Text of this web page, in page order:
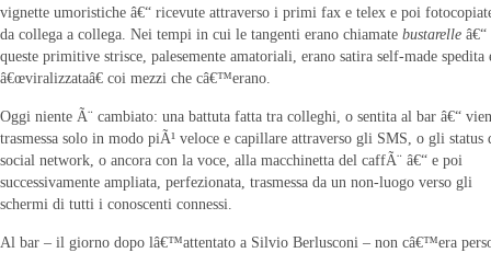
vignette umoristiche â€“ ricevute attraverso i primi fax e telex e poi
da collega a collega. Nei tempi in cui le tangenti erano chiamate bustarelle â€“
queste primitive strisce, palesemente amatoriali, erano satira self-made spedita
â€œviralizzataâ€ coi mezzi che câ€™erano.
Oggi niente Ã¨ cambiato: una battuta fatta tra colleghi, o sentita al bar â€“
trasmessa solo in modo piÃ¹ veloce e capillare attraverso gli SMS, o gli status
social network, o ancora con la voce, alla macchinetta del caffÃ¨ â€“ e poi
successivamente ampliata, perfezionata, trasmessa da un non-luogo verso gli
schermi di tutti i conoscenti connessi.
Al bar – il giorno dopo lâ€™attentato a Silvio Berlusconi – non câ€™era